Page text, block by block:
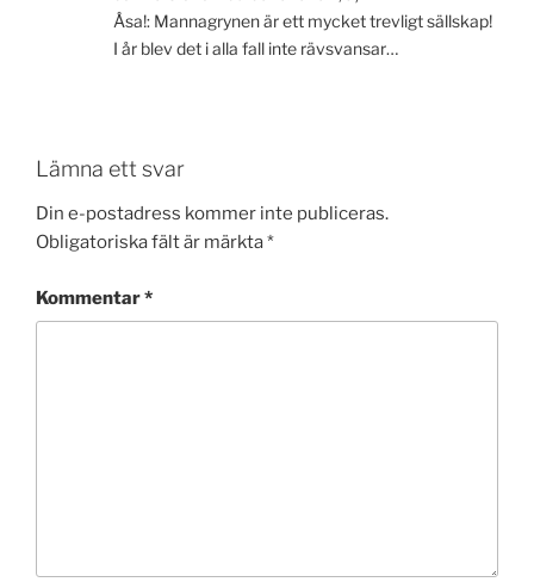
Åsa!: Mannagrynen är ett mycket trevligt sällskap!
I år blev det i alla fall inte rävsvansar…
Lämna ett svar
Din e-postadress kommer inte publiceras.
Obligatoriska fält är märkta*
Kommentar*